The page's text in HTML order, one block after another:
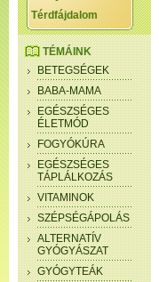
Térdfájdalom
TÉMÁINK
BETEGSÉGEK
BABA-MAMA
EGÉSZSÉGES
ÉLETMÓD
FOGYÓKÚRA
EGÉSZSÉGES
TÁPLÁLKOZÁS
VITAMINOK
SZÉPSÉGÁPOLÁS
ALTERNATÍV
GYÓGYÁSZAT
GYÓGYTEÁK